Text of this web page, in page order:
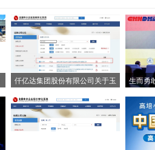
仟亿达集团股份有限公司关于玉 生而勇